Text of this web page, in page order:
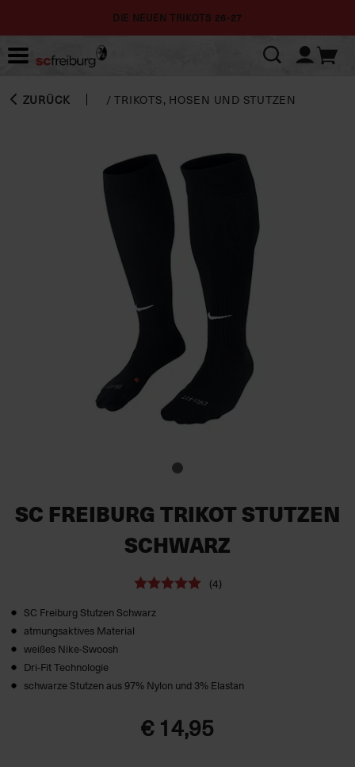
DIE NEUEN TRIKOTS 26-27
ZURÜCK /TRIKOTS, HOSEN UND STUTZEN
SC FREIBURG TRIKOT STUTZEN
SCHWARZ
(4)
SC Freiburg Stutzen Schwarz
atmungsaktives Material
weißes Nike-Swoosh
Dri-Fit Technologie
schwarze Stutzen aus 97% Nylon und 3% Elastan
€ 14,95